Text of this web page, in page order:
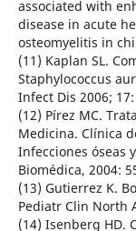
associated with
disease in acute
osteomyelitis in
(11) Kaplan SL.
Staphylococcus
Infect Dis 2006;
(12) Pírez MC.
Medicina. Clínica
Infecciones óseas
Biomédica, 2004:
(13) Gutierrez K.
Pediatr Clin North
(14) Isenberg HD.